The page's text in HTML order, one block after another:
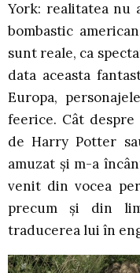
York: realitatea nu
bombastic
sunt reale, ca
data aceasta
Europa,
feerice. Cât
de Harry Potter
amuzat și m-a
venit din vocea
precum și din
traducerea lui în